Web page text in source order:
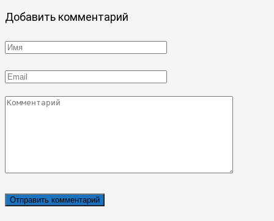
Добавить комментарий
Имя
Email
*
Комментарий